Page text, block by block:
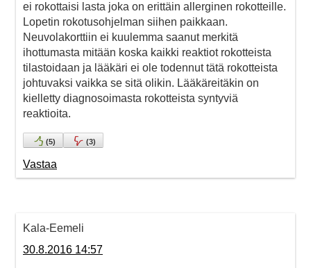
ei rokottaisi lasta joka on erittäin allerginen rokotteille.
Lopetin rokotusohjelman siihen paikkaan.
Neuvolakorttiin ei kuulemma saanut merkitä
ihottumasta mitään koska kaikki reaktiot rokotteista
tilastoidaan ja lääkäri ei ole todennut tätä rokotteista
johtuvaksi vaikka se sitä olikin. Lääkäreitäkin on
kielletty diagnosoimasta rokotteista syntyviä
reaktioita.
(5) (3)
Vastaa
Kala-Eemeli
30.8.2016 14:57